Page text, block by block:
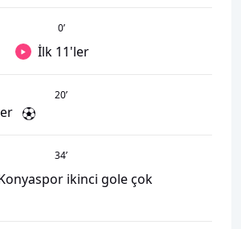
0’
İlk 11'ler
20’
34’
ikinci gole çok